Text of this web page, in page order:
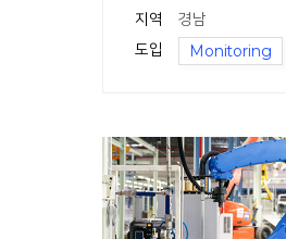
지역
경남
도입
Monitoring